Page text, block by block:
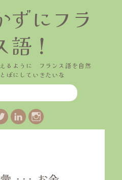
ずにフラ
語！
るように フランス語を自然
ばにしていきたいな
TwitterLinkedIn
Instagram